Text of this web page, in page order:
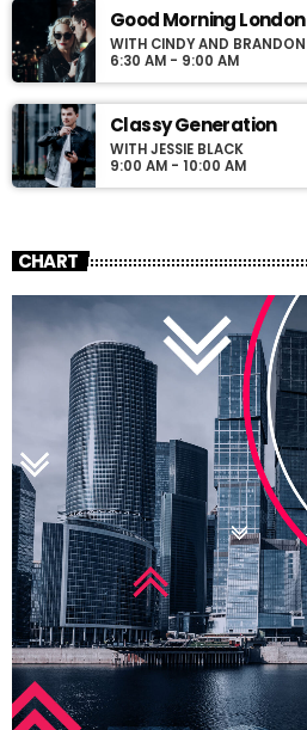
Good Morning London
WITH CINDY AND BRANDON
6:30 AM - 9:00 AM
Classy Generation
WITH JESSIE BLACK
9:00 AM - 10:00 AM
CHART